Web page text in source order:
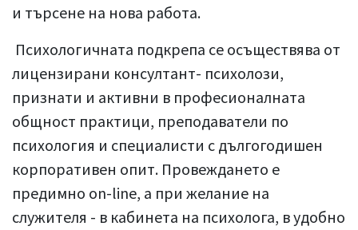
и търсене на нова работа.
Психологичната подкрепа се осъществява от
лицензирани консултант- психолози,
признати и активни в професионалната
общност практици, преподаватели по
психология и специалисти с дългогодишен
корпоративен опит. Провеждането е
предимно on-line, а при желание на
служителя - в кабинета на психолога, в удобно